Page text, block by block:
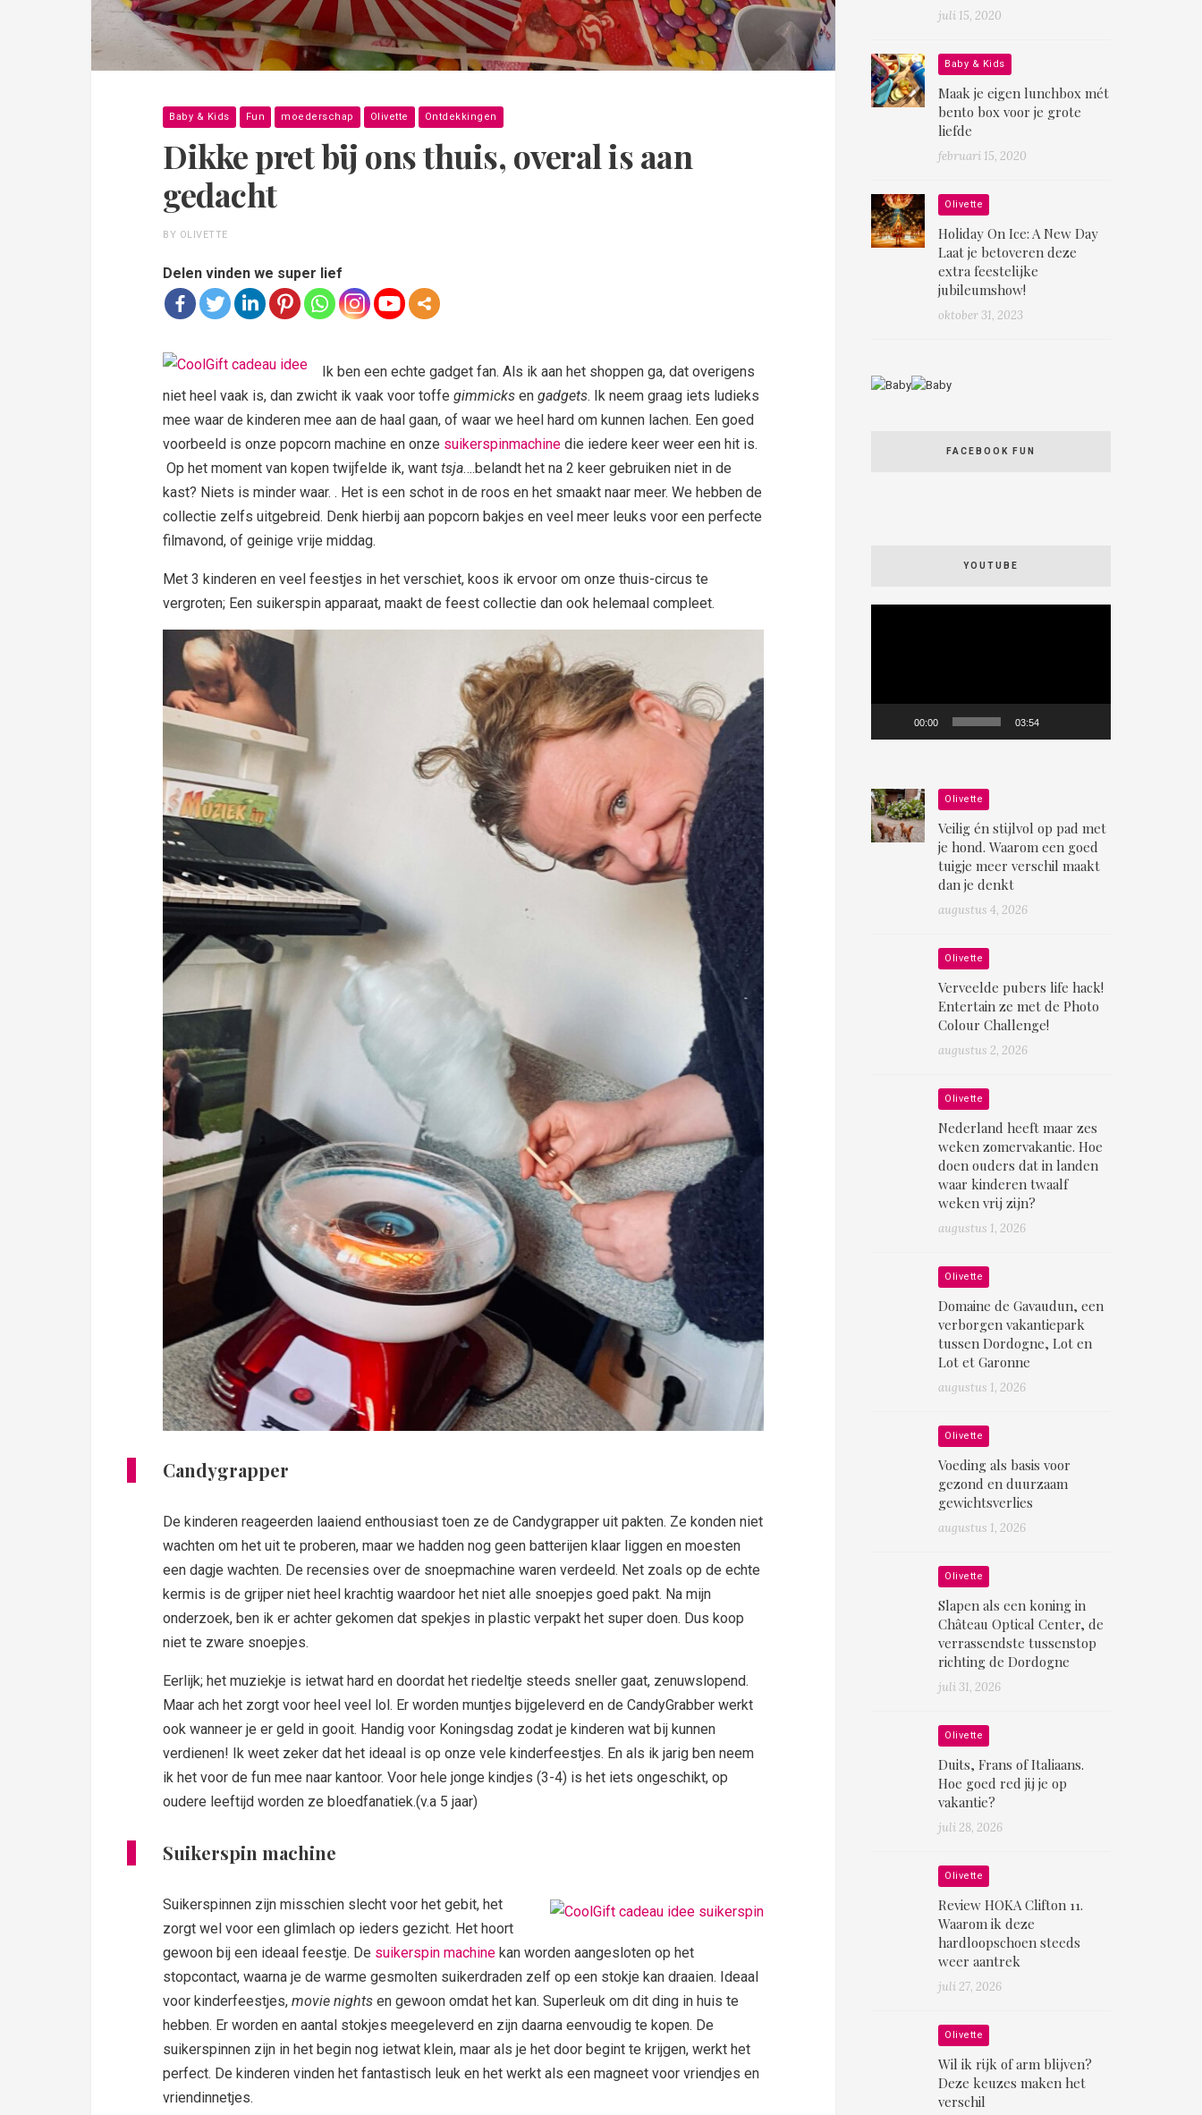
Baby & Kids Fun moederschap Olivette Ontdekkingen
Dikke pret bij ons thuis, overal is aan
gedacht
BY OLIVETTE
Delen vinden we super lief
Ik ben een echte gadget fan. Als ik aan het shoppen ga, dat overigens
niet heel vaak is, dan zwicht ik vaak voor toffe gimmicks en gadgets. Ik neem graag iets ludieks
mee waar de kinderen mee aan de haal gaan, of waar we heel hard om kunnen lachen. Een goed
voorbeeld is onze popcorn machine en onze suikerspinmachine die iedere keer weer een hit is.
Op het moment van kopen twijfelde ik, want tsja….belandt het na 2 keer gebruiken niet in de
kast? Niets is minder waar. . Het is een schot in de roos en het smaakt naar meer. We hebben de
collectie zelfs uitgebreid. Denk hierbij aan popcorn bakjes en veel meer leuks voor een perfecte
filmavond, of geinige vrije middag.
Met 3 kinderen en veel feestjes in het verschiet, koos ik ervoor om onze thuis-circus te
vergroten; Een suikerspin apparaat, maakt de feest collectie dan ook helemaal compleet.
Candygrapper
De kinderen reageerden laaiend enthousiast toen ze de Candygrapper uit pakten. Ze konden niet
wachten om het uit te proberen, maar we hadden nog geen batterijen klaar liggen en moesten
een dagje wachten. De recensies over de snoepmachine waren verdeeld. Net zoals op de echte
kermis is de grijper niet heel krachtig waardoor het niet alle snoepjes goed pakt. Na mijn
onderzoek, ben ik er achter gekomen dat spekjes in plastic verpakt het super doen. Dus koop
niet te zware snoepjes.
Eerlijk; het muziekje is ietwat hard en doordat het riedeltje steeds sneller gaat, zenuwslopend.
Maar ach het zorgt voor heel veel lol. Er worden muntjes bijgeleverd en de CandyGrabber werkt
ook wanneer je er geld in gooit. Handig voor Koningsdag zodat je kinderen wat bij kunnen
verdienen! Ik weet zeker dat het ideaal is op onze vele kinderfeestjes. En als ik jarig ben neem
ik het voor de fun mee naar kantoor. Voor hele jonge kindjes (3-4) is het iets ongeschikt, op
oudere leeftijd worden ze bloedfanatiek.(v.a 5 jaar)
Suikerspin machine
Suikerspinnen zijn misschien slecht voor het gebit, het
zorgt wel voor een glimlach op ieders gezicht. Het hoort
gewoon bij een ideaal feestje. De suikerspin machine kan worden aangesloten op het
stopcontact, waarna je de warme gesmolten suikerdraden zelf op een stokje kan draaien. Ideaal
voor kinderfeestjes, movie nights en gewoon omdat het kan. Superleuk om dit ding in huis te
hebben. Er worden en aantal stokjes meegeleverd en zijn daarna eenvoudig te kopen. De
suikerspinnen zijn in het begin nog ietwat klein, maar als je het door begint te krijgen, werkt het
perfect. De kinderen vinden het fantastisch leuk en het werkt als een magneet voor vriendjes en
vriendinnetjes.
juli 15, 2020
Baby & Kids
Maak je eigen lunchbox mét
bento box voor je grote
liefde
februari 15, 2020
Olivette
Holiday On Ice: A New Day
Laat je betoveren deze
extra feestelijke
jubileumshow!
oktober 31, 2023
FACEBOOK FUN
YOUTUBE
00:00 03:54
Olivette
Veilig én stijlvol op pad met
je hond. Waarom een goed
tuigje meer verschil maakt
dan je denkt
augustus 4, 2026
Olivette
Verveelde pubers life hack!
Entertain ze met de Photo
Colour Challenge!
augustus 2, 2026
Olivette
Nederland heeft maar zes
weken zomervakantie. Hoe
doen ouders dat in landen
waar kinderen twaalf
weken vrij zijn?
augustus 1, 2026
Olivette
Domaine de Gavaudun, een
verborgen vakantiepark
tussen Dordogne, Lot en
Lot et Garonne
augustus 1, 2026
Olivette
Voeding als basis voor
gezond en duurzaam
gewichtsverlies
augustus 1, 2026
Olivette
Slapen als een koning in
Château Optical Center, de
verrassendste tussenstop
richting de Dordogne
juli 31, 2026
Olivette
Duits, Frans of Italiaans.
Hoe goed red jij je op
vakantie?
juli 28, 2026
Olivette
Review HOKA Clifton 11.
Waarom ik deze
hardloopschoen steeds
weer aantrek
juli 27, 2026
Olivette
Wil ik rijk of arm blijven?
Deze keuzes maken het
verschil